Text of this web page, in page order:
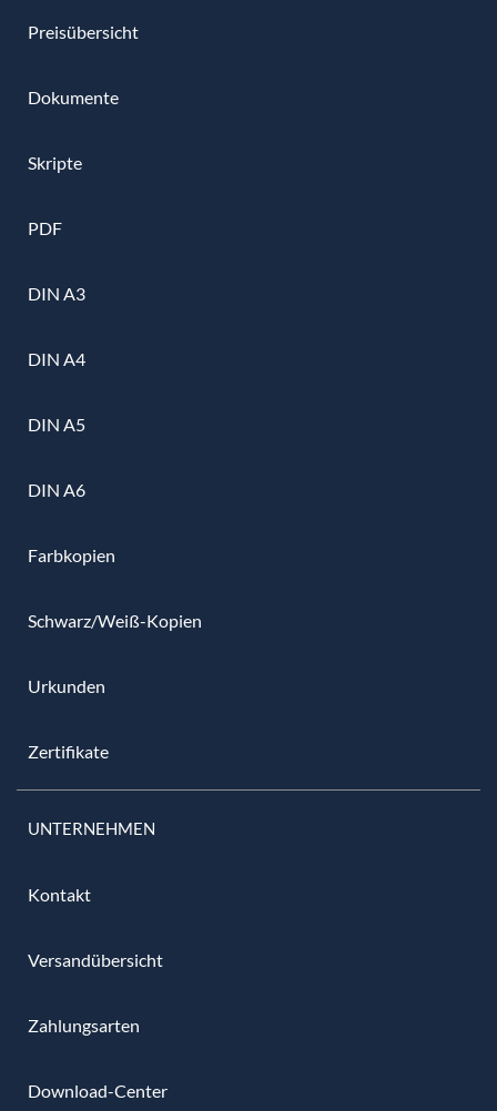
Preisübersicht
Dokumente
Skripte
PDF
DIN A3
DIN A4
DIN A5
DIN A6
Farbkopien
Schwarz/Weiß-Kopien
Urkunden
Zertifikate
UNTERNEHMEN
Kontakt
Versandübersicht
Zahlungsarten
Download-Center